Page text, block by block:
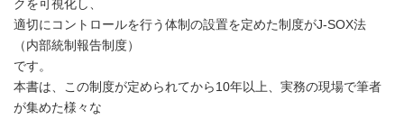
クを可視化し、
適切にコントロールを行う体制の設置を定めた制度がJ-SOX法
（内部統制報告制度）
です。
本書は、この制度が定められてから10年以上、実務の現場で筆者
が集めた様々な